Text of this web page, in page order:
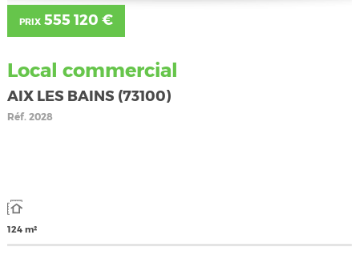
PRIX555 120 €
Local commercial
AIX LES BAINS (73100)
Réf.2028
124 m²